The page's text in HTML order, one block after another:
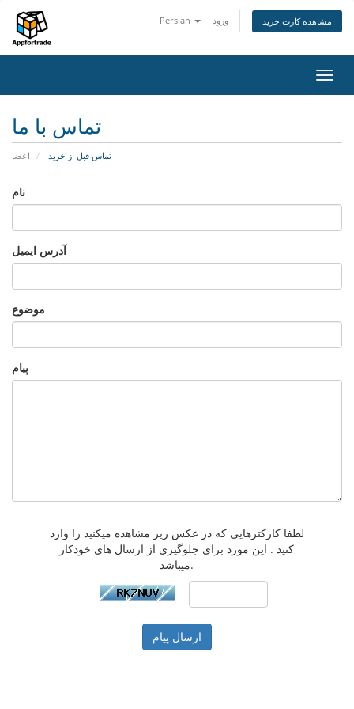
Persian ورود مشاهده کارت خرید
تغییر
تماس با ما
اعضا تماس قبل از خرید
نام
آدرس ایمیل
موضوع
پیام
لطفا کارکترهایی که در عکس زیر مشاهده میکنید را وارد
کنید . این مورد برای جلوگیری از ارسال های خودکار
میباشد.
ارسال پیام